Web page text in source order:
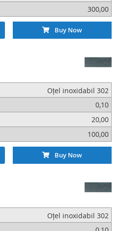
300,00
Buy Now
Oțel inoxidabil 302
0,10
20,00
100,00
Buy Now
Oțel inoxidabil 302